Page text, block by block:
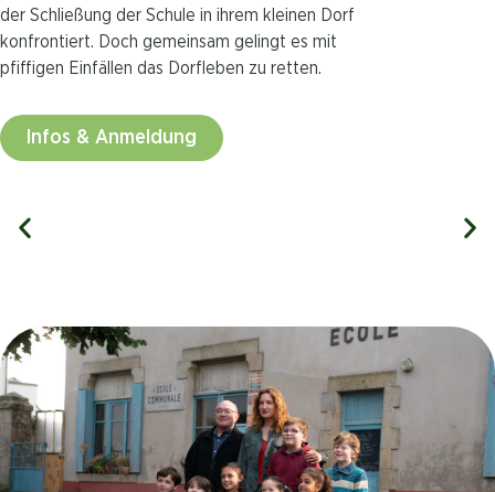
der Schließung der Schule in ihrem kleinen Dorf
konfrontiert. Doch gemeinsam gelingt es mit
pfiffigen Einfällen das Dorfleben zu retten.
Infos & Anmeldung